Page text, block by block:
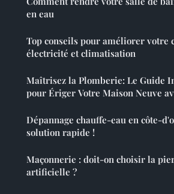
en eau
Top conseils pour améliorer votre
électricité et climatisation
Maîtrisez la Plomberie: Le Guide
pour Ériger Votre Maison Neuve
Dépannage chauffe-eau en côte-
solution rapide !
Maçonnerie : doit-on choisir la
artificielle ?